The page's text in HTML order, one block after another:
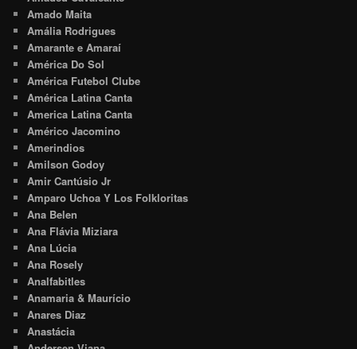
Amado Maita
Amália Rodrigues
Amarante e Amaraí
América Do Sol
América Futebol Clube
América Latina Canta
America Latina Canta
Américo Jacomino
Amerindios
Amilson Godoy
Amir Cantúsio Jr
Amparo Uchoa Y Los Folkloritas
Ana Belen
Ana Flávia Miziara
Ana Lúcia
Ana Rosely
Analfabitles
Anamaria & Maurício
Anares Diaz
Anastácia